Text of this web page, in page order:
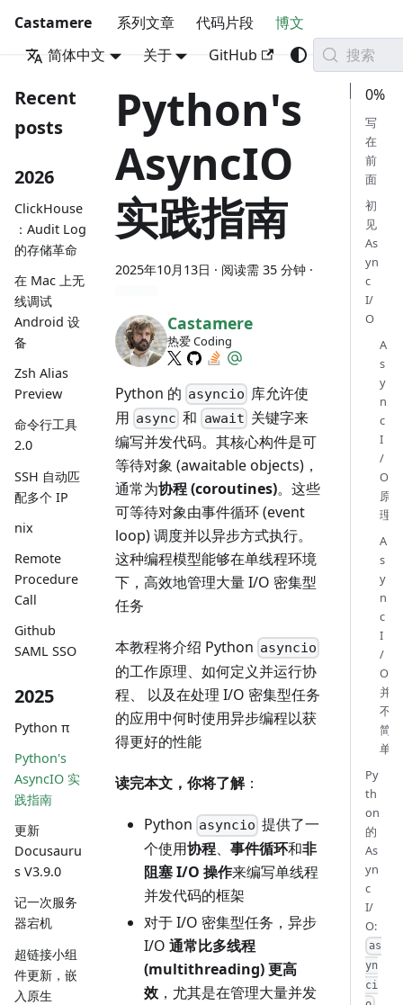
Castamere 系列文章 代码片段
博文
简体中文
关于 GitHub 搜索
Recent
posts
2026
ClickHouse
：Audit Log
的存储革命
在 Mac 上无
线调试
Android 设
备
Zsh Alias
Preview
命令行工具
2.0
SSH 自动匹
配多个 IP
nix
Remote
Procedure
Call
Github
SAML SSO
2025
Python π
Python's
AsyncIO 实
践指南
更新
Docusauru
s V3.9.0
记一次服务
器宕机
超链接小组
件更新，嵌
入原生
Python's
AsyncIO
实践指南
2025年10月13日 · 阅读需 35 分钟 ·
Castamere
热爱 Coding
Python 的 asyncio 库允许使
用 async 和 await 关键字来
编写并发代码。其核心构件是可
等待对象 (awaitable objects)，
通常为协程 (coroutines)。这些
可等待对象由事件循环 (event
loop) 调度并以异步方式执行。
这种编程模型能够在单线程环境
下，高效地管理大量 I/O 密集型
任务
本教程将介绍 Python asyncio
的工作原理、如何定义并运行协
程、 以及在处理 I/O 密集型任务
的应用中何时使用异步编程以获
得更好的性能
读完本文，你将了解：
Python asyncio 提供了一
个使用协程、 事件循环和非
阻塞 I/O 操作来编写单线程
并发代码的框架
对于 I/O 密集型任务，异步
I/O 通常比多线程
(multithreading) 更高
效，尤其是在管理大量并发
0%
写
在
前
面
初
见
As
yn
c
I/
O
A
s
y
n
c
I
/
O
原
理
A
s
y
n
c
I
/
O
并
不
简
单
Py
th
on
的
As
yn
c
I/
O:
as
yn
ci